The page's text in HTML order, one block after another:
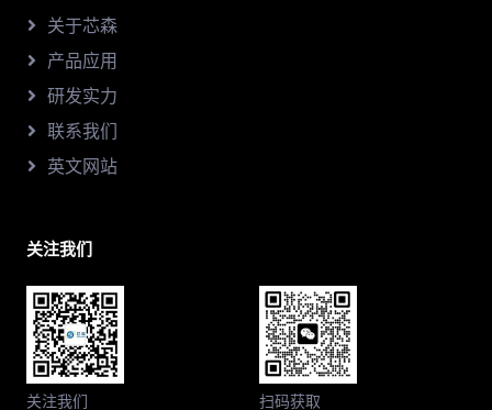
关于芯森
产品应用
研发实力
联系我们
英文网站
关注我们
关注我们 扫码获取